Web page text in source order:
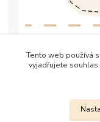
Tento web používá
vyjadřujete souhlas